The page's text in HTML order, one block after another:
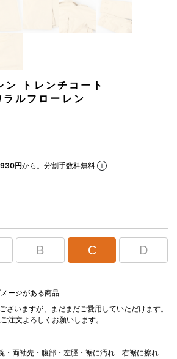
トレンチコート
ルフローレン
円から。分割手数料無料
B C D
ージがある商品
ざいますが、まだまだご愛用していただけます。
注文よろしくお願いします。
・両袖先・腹部・左脛・裾に汚れ 右裾に擦れ